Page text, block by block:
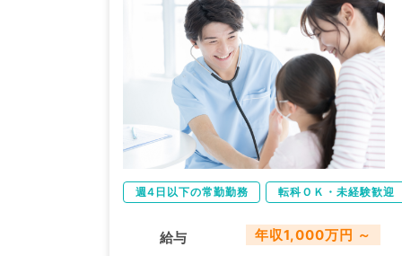
週4日以下の常勤勤務 転科ＯＫ・未経験歓迎
給与 年収1,000万円 ～